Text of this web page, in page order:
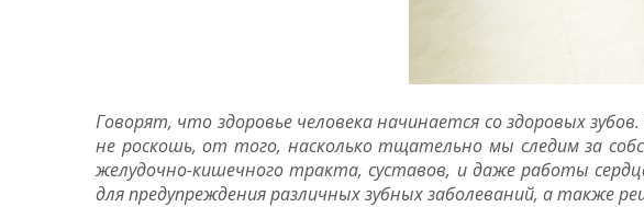
Говорят, что здоровье человека начинается со здоровых
не роскошь, от того, насколько тщательно мы следим за
желудочно-кишечного тракта, суставов, и даже работы
для предупреждения различных зубных заболеваний, а также